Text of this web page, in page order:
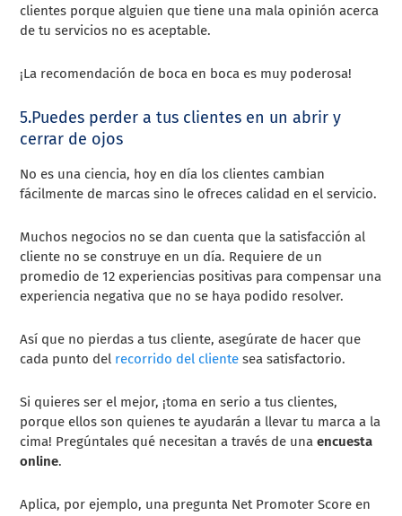
clientes porque alguien que tiene una mala opinión acerca
de tu servicios no es aceptable.
¡La recomendación de boca en boca es muy poderosa!
5.Puedes perder a tus clientes en un abrir y
cerrar de ojos
No es una ciencia, hoy en día los clientes cambian
fácilmente de marcas sino le ofreces calidad en el servicio.
Muchos negocios no se dan cuenta que la satisfacción al
cliente no se construye en un día. Requiere de un
promedio de 12 experiencias positivas para compensar una
experiencia negativa que no se haya podido resolver.
Así que no pierdas a tus cliente, asegúrate de hacer que
cada punto del recorrido del cliente sea satisfactorio.
Si quieres ser el mejor, ¡toma en serio a tus clientes,
porque ellos son quienes te ayudarán a llevar tu marca a la
cima! Pregúntales qué necesitan a través de unaencuesta
online.
Aplica, por ejemplo, una pregunta Net Promoter Score en